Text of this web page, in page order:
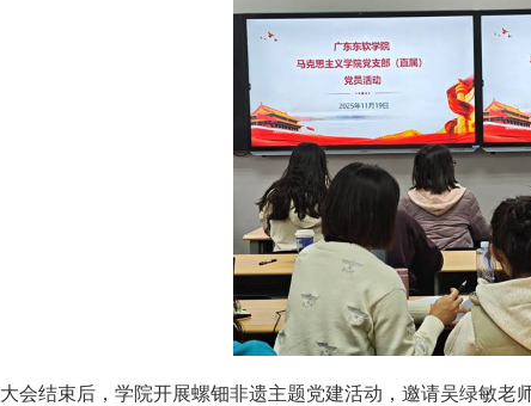
大会结束后，学院开展螺钿非遗主题党建活动，邀请吴绿敏老